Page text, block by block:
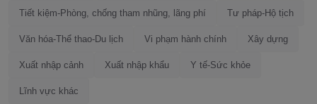
Tiết kiệm-Phòng, chống tham nhũng, lãng phí Tư pháp-Hộ tịch
Văn hóa-Thể thao-Du lịch Vi phạm hành chính Xây dựng
Xuất nhập cảnh Xuất nhập khẩu Y tế-Sức khỏe
Lĩnh vực khác